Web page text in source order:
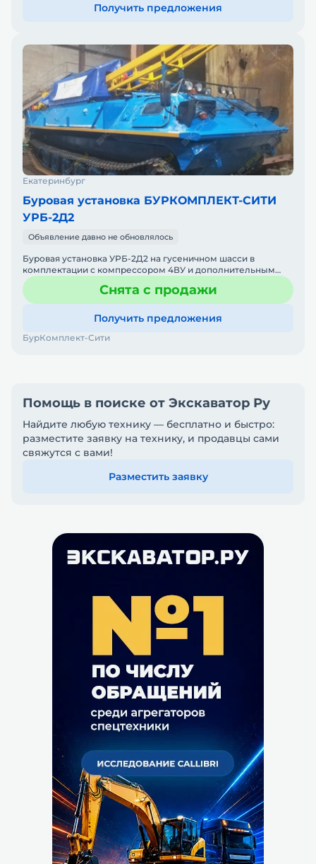
Получить предложения
Екатеринбург
Буровая установка БУРКОМПЛЕКТ-СИТИ
УРБ-2Д2
Объявление давно не обновлялось
Буровая установка УРБ-2Д2 на гусеничном шасси в
комплектации с компрессором 4ВУ и дополнительным
оборудованием гидроразворот МТ-ГЗ-З. Всю
дополнительную информаСнята с продажи
Получить предложения
БурКомплект-Сити
Помощь в поиске от Экскаватор Ру
Найдите любую технику — бесплатно и быстро:
разместите заявку на технику, и продавцы сами
свяжутся с вами!
Разместить заявку